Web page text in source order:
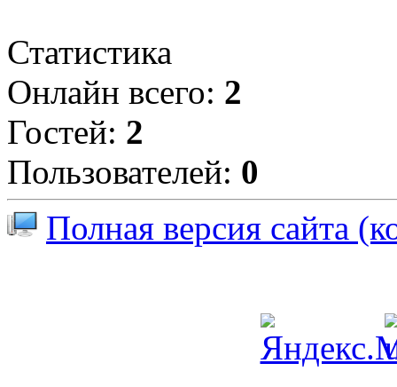
Статистика
Онлайн всего: 2
Гостей: 2
Пользователей: 0
Полная версия сайта